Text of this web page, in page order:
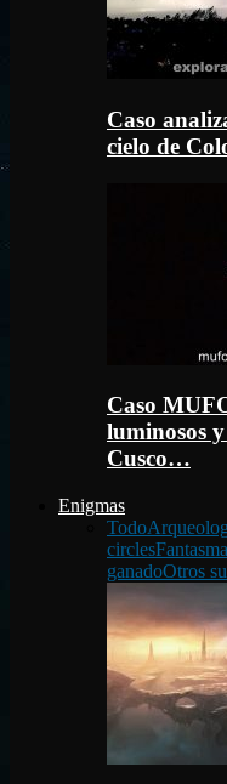
Caso
cielo de
Caso
luminosos
Cusco…
Enigmas
Todo
circles
ganadoOtros